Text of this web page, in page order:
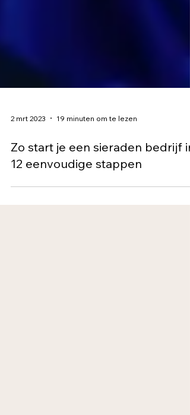
2 mrt 2023 19 minuten om te lezen
Zo start je een sieraden bedrijf in
12 eenvoudige stappen